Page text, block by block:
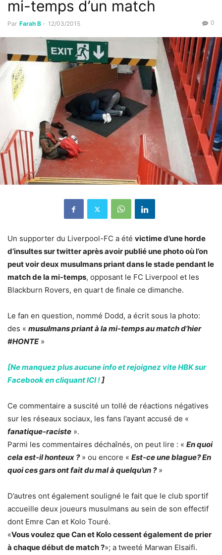
mi-temps d’un match
Par Farah B - 12/03/2015 0
Un supporter du Liverpool-FC a été victime d’une horde
d’insultes sur twitter après avoir publié une photo où l’on
peut voir deux musulmans priant dans le stade pendant le
match de la mi-temps, opposant le FC Liverpool et les
Blackburn Rovers, en quart de finale ce dimanche.
Le fan en question, nommé Dodd, a écrit sous la photo:
des « musulmans priant à la mi-temps au match d’hier
#HONTE »
[Ne manquez plus aucune info et rejoignez vite HBK sur
Facebook en cliquant ICI !]
Ce commentaire a suscité un tollé de réactions négatives
sur les réseaux sociaux, les fans l’ayant accusé de «
fanatique-raciste ».
Parmi les commentaires déchaînés, on peut lire : « En quoi
cela est-il honteux ? » ou encore « Est-ce une blague? En
quoi ces gars ont fait du mal à quelqu’un ? »
D’autres ont également souligné le fait que le club sportif
accueille deux joueurs musulmans au sein de son effectif
dont Emre Can et Kolo Touré.
«Vous voulez que Can et Kolo cessent également de prier
à chaque début de match ?»; a tweeté Marwan Elsaifi.